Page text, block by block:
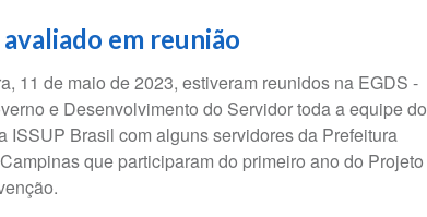
em reunião
11 de maio de 2023, estiveram reunidos na EGDS -
e Desenvolvimento do Servidor toda a equipe do
ISSUP Brasil com alguns servidores da Prefeitura
que participaram do primeiro ano do Projeto